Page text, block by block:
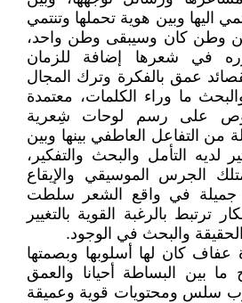
اليها وبين هوية تحملها وتنتمي
من وطن كان وسيبقى وطن واحد،
في شعرها إضافة للزمان
عمق بالفكرة وترك المجال
ما وراء الكلمات، معتمدة
على رسم لوحات شِعرية
من التفاعل العاطفي بينها وبين
لديه التأمل والبحث والتفكير،
الجرس الموسيقي والإيقاع
جميلة في واقع الشعر سلطت
ترتبط بالرغبة القوية بالتغيير
والبحث في الوجود.
كان لها أسلوبها وبصمتها
بين البساطة أحيانا والعمق
سلس ومحتويات قوية وعميقة